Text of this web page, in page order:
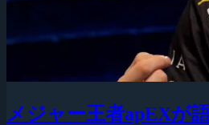
メジャー王者apEXが